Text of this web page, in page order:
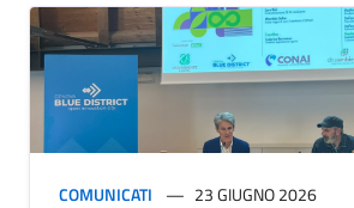
COMUNICATI 23 GIUGNO 2026